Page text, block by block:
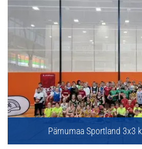
Pärnumaa Sportland 3x3